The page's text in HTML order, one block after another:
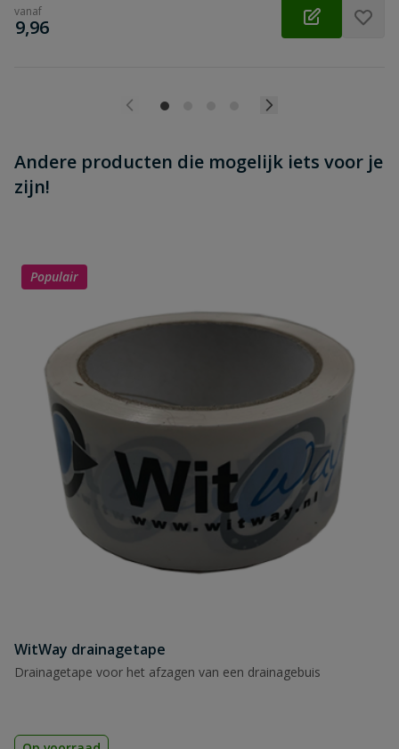
vanaf
€
9,96
Andere producten die mogelijk iets voor je
zijn!
Populair
WitWay drainagetape
Drainagetape voor het afzagen van een drainagebuis